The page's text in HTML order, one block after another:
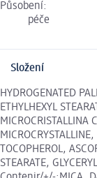
Působení:
péče
Složení
HYDROGENATED
ETHYLHEXYL
MICROCRISTALLINA
TOCOPHEROL,
STEARATE,